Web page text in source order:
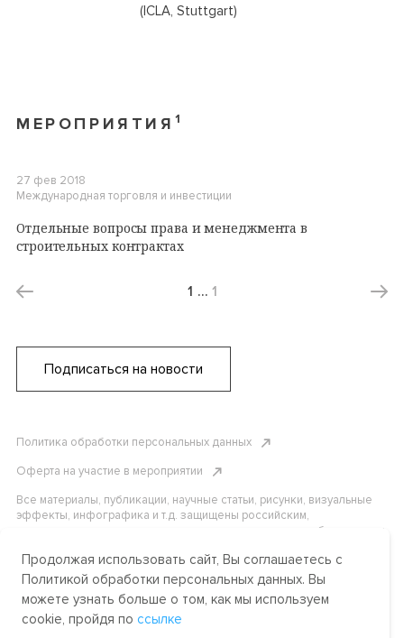
(ICLA, Stuttgart)
МЕРОПРИЯТИЯ 1
27 фев 2018
Международная торговля и инвестиции
Отдельные вопросы права и менеджмента в
строительных контрактах
1 … 1
Подписаться на новости
Политика обработки персональных данных
Оферта на участие в мероприятии
Все материалы, публикации, научные статьи, рисунки, визуальные
эффекты, инфографика и т.д. защищены российским,
американским и международным законодательством об авторском
материалов без письменного разрешения АНО «Центр
международных и сравнительно-правовых исследований» или
аффилированных лиц строго запрещено. Пожалуйста, свяжитесь с
нами, чтобы узнать подробности.
Продолжая использовать сайт, Вы соглашаетесь с
Политикой обработки персональных данных. Вы
можете узнать больше о том, как мы используем
cookie, пройдя по ссылке